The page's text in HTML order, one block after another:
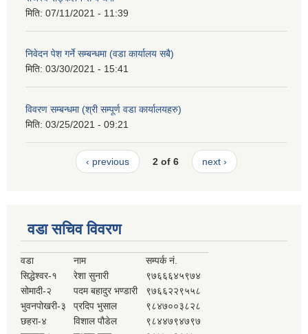
मिति: 07/11/2021 - 11:39
निवेदन पेश गर्ने सम्बन्धमा (वडा कार्यालय सबै)
मिति: 03/30/2021 - 15:41
विवरण सम्बन्धमा (श्री सम्पूर्ण वडा कार्यालयहरु)
मिति: 03/25/2021 - 09:21
‹ previous 2 of 6 next ›
वडा सचिव विवरण
वडा नाम
सम्पर्क नं.
सिद्धेश्वर-१
रेशा सुनारी
९७६६६४५९७४
सोमादी-२
पदम बहादुर भण्डारी
९७६६२२९५५८
भुवनपोखरी-३
प्रदिप भुसाल
९८४७००३८२८
छहरा-४
विशाल पौडेल
९८४४७९४७९७